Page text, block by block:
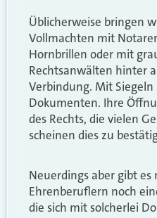
Üblicherweise bringen
Vollmachten mit
Hornbrillen oder mit
Rechtsanwälten hinter
Verbindung. Mit
Dokumenten. Ihre
des Rechts, die vielen
scheinen dies zu
Neuerdings aber gibt es
Ehrenberuflern noch
die sich mit solcherlei